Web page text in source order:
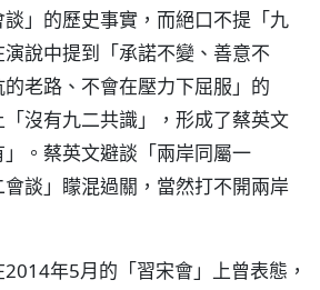
」的歷史事實，而絕口不提「九
說中提到「承諾不變、善意不
老路、不會在壓力下屈服」的
「沒有九二共識」，形成了蔡英文
。蔡英文避談「兩岸同屬一
談」矇混過關，當然打不開兩岸
年5月的「習宋會」上曾表態，